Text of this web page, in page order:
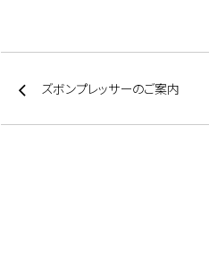
ズボンプレッサーのご案内